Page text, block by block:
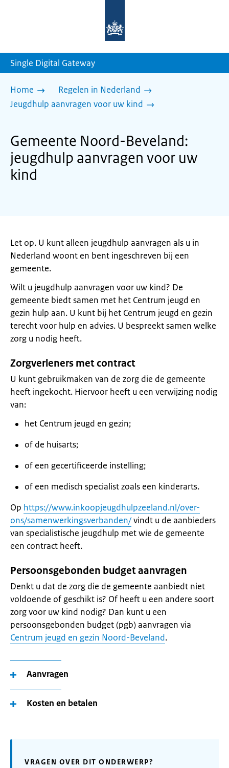
homepage
Single Digital Gateway
Home
Regelen in Nederland
Jeugdhulp aanvragen voor uw kind
Gemeente Noord-Beveland:
jeugdhulp aanvragen voor uw
kind
Let op. U kunt alleen jeugdhulp aanvragen als u in
Nederland woont en bent ingeschreven bij een
gemeente.
Wilt u jeugdhulp aanvragen voor uw kind? De
gemeente biedt samen met het Centrum jeugd en
gezin hulp aan. U kunt bij het Centrum jeugd en gezin
terecht voor hulp en advies. U bespreekt samen welke
zorg u nodig heeft.
Zorgverleners met contract
U kunt gebruikmaken van de zorg die de gemeente
heeft ingekocht. Hiervoor heeft u een verwijzing nodig
van:
het Centrum jeugd en gezin;
of de huisarts;
of een gecertificeerde instelling;
of een medisch specialist zoals een kinderarts.
Op https://www.inkoopjeugdhulpzeeland.nl/over-
ons/samenwerkingsverbanden/vindt u de aanbieders
van specialistische jeugdhulp met wie de gemeente
een contract heeft.
Persoonsgebonden budget aanvragen
Denkt u dat de zorg die de gemeente aanbiedt niet
voldoende of geschikt is? Of heeft u een andere soort
zorg voor uw kind nodig? Dan kunt u een
persoonsgebonden budget (pgb) aanvragen via
Centrum jeugd en gezin Noord-Beveland.
Aanvragen
Kosten en betalen
VRAGEN OVER DIT ONDERWERP?